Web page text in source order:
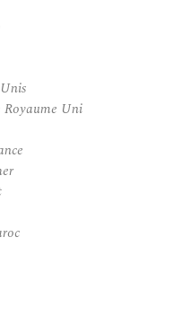
Royaume Uni